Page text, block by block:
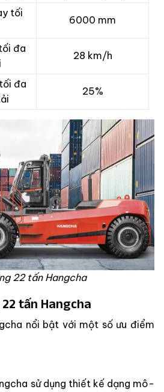
tối
6000 mm
đa
28 km/h
đa
25%
22 tấn Hangcha
tấn Hangcha
nổi bật với một số ưu điểm
sử dụng thiết kế dạng mô-